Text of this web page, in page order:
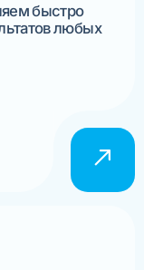
быстро
любых